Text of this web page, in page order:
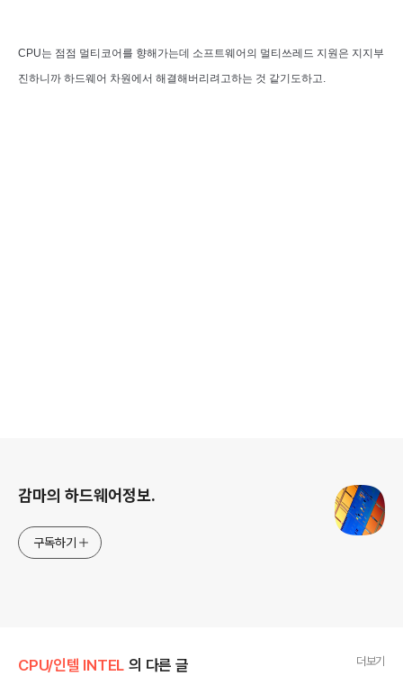
CPU는 점점 멀티코어를 향해가는데 소프트웨어의 멀티쓰레드 지원은 지지부
진하니까 하드웨어 차원에서 해결해버리려고하는 것 같기도하고.
감마의 하드웨어정보.
구독하기
CPU/인텔 INTEL 의 다른 글 더보기